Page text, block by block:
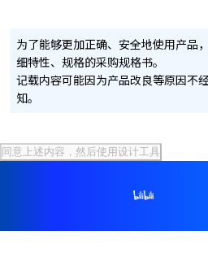
为了能够更加正确、安全地使用产品
细特性、规格的采购规格书。
记载内容可能因为产品改良等原因不
知。